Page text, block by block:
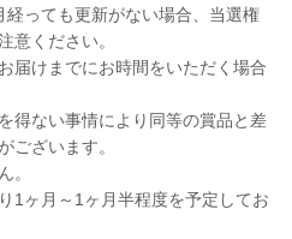
っても更新がない場合、当選権
意ください。
届けまでにお時間をいただく場合
得ない事情により同等の賞品と差
ございます。
。
1ヶ月～1ヶ月半程度を予定してお